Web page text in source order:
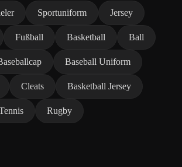
Sportuniform Jersey
Fußball Basketball Ball
Baseball Uniform
Cleats Basketball Jersey
Rugby